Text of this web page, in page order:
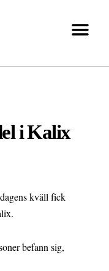
i Kalix
kväll fick
befann sig,